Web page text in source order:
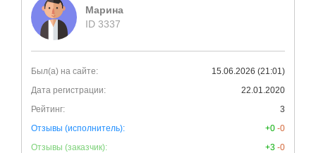
Марина
ID 3337
Был(а) на сайте:
15.06.2026 (21:01)
Дата регистрации:
22.01.2020
Рейтинг:
3
Отзывы (исполнитель):
+0 -0
Отзывы (заказчик):
+3 -0